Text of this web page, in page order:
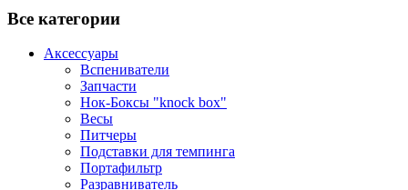
Все категории
Аксессуары
Вспениватели
Запчасти
Нок-Боксы "knock box"
Весы
Питчеры
Подставки для темпинга
Портафильтр
Разравниватель